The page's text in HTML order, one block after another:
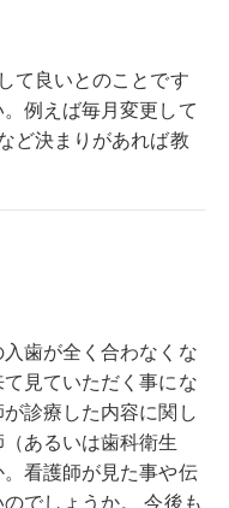
て良いとのことです
例えば毎月変更して
ど決まりがあれば教
歯が全く合わなくな
見ていただく事にな
診療した内容に関し
あるいは歯科衛生
看護師が見た事や伝
でしょうか。 今後も